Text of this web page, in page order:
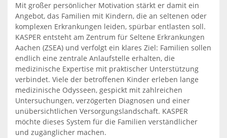
Mit großer persönlicher Motivation stärkt er damit ein
Angebot, das Familien mit Kindern, die an seltenen oder
komplexen Erkrankungen leiden, spürbar entlasten soll.
KASPER entsteht am Zentrum für Seltene Erkrankungen
Aachen (ZSEA) und verfolgt ein klares Ziel: Familien sollen
endlich eine zentrale Anlaufstelle erhalten, die
medizinische Expertise mit praktischer Unterstützung
verbindet. Viele der betroffenen Kinder erleben lange
medizinische Odysseen, gespickt mit zahlreichen
Untersuchungen, verzögerten Diagnosen und einer
unübersichtlichen Versorgungslandschaft. KASPER
möchte dieses System für die Familien verständlicher
und zugänglicher machen.